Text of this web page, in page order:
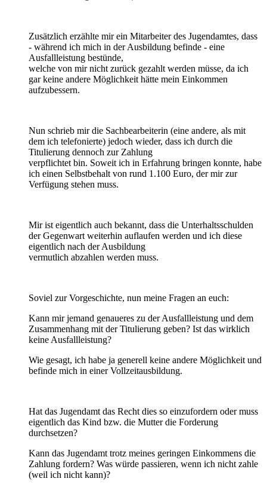
Zusätzlich erzählte mir ein Mitarbeiter des Jugendamtes, dass
- während ich mich in der Ausbildung befinde - eine
Ausfallleistung bestünde,
welche von mir nicht zurück gezahlt werden müsse, da ich
gar keine andere Möglichkeit hätte mein Einkommen
aufzubessern.
Nun schrieb mir die Sachbearbeiterin (eine andere, als mit
dem ich telefonierte) jedoch wieder, dass ich durch die
Titulierung dennoch zur Zahlung
verpflichtet bin. Soweit ich in Erfahrung bringen konnte, habe
ich einen Selbstbehalt von rund 1.100 Euro, der mir zur
Verfügung stehen muss.
Mir ist eigentlich auch bekannt, dass die Unterhaltsschulden
der Gegenwart weiterhin auflaufen werden und ich diese
eigentlich nach der Ausbildung
vermutlich abzahlen werden muss.
Soviel zur Vorgeschichte, nun meine Fragen an euch:
Kann mir jemand genaueres zu der Ausfallleistung und dem
Zusammenhang mit der Titulierung geben? Ist das wirklich
keine Ausfallleistung?
Wie gesagt, ich habe ja generell keine andere Möglichkeit und
befinde mich in einer Vollzeitausbildung.
Hat das Jugendamt das Recht dies so einzufordern oder muss
eigentlich das Kind bzw. die Mutter die Forderung
durchsetzen?
Kann das Jugendamt trotz meines geringen Einkommens die
Zahlung fordern? Was würde passieren, wenn ich nicht zahle
(weil ich nicht kann)?